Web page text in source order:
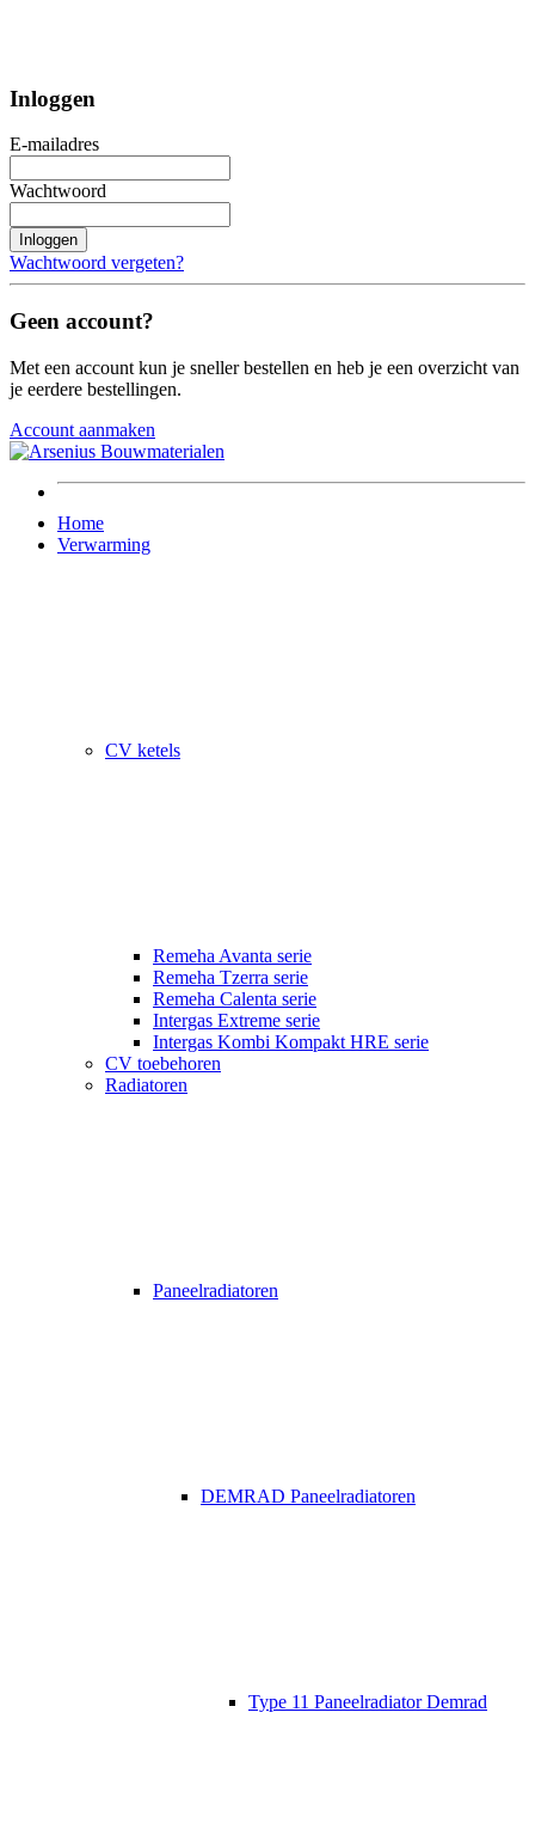
Inloggen
E-mailadres
Wachtwoord
Inloggen
Wachtwoord vergeten?
Geen account?
Met een account kun je sneller bestellen en heb je een overzicht van
je eerdere bestellingen.
Account aanmaken
Home
Verwarming
CV ketels
Remeha Avanta serie
Remeha Tzerra serie
Remeha Calenta serie
Intergas Extreme serie
Intergas Kombi Kompakt HRE serie
CV toebehoren
Radiatoren
Paneelradiatoren
DEMRAD Paneelradiatoren
Type 11 Paneelradiator Demrad